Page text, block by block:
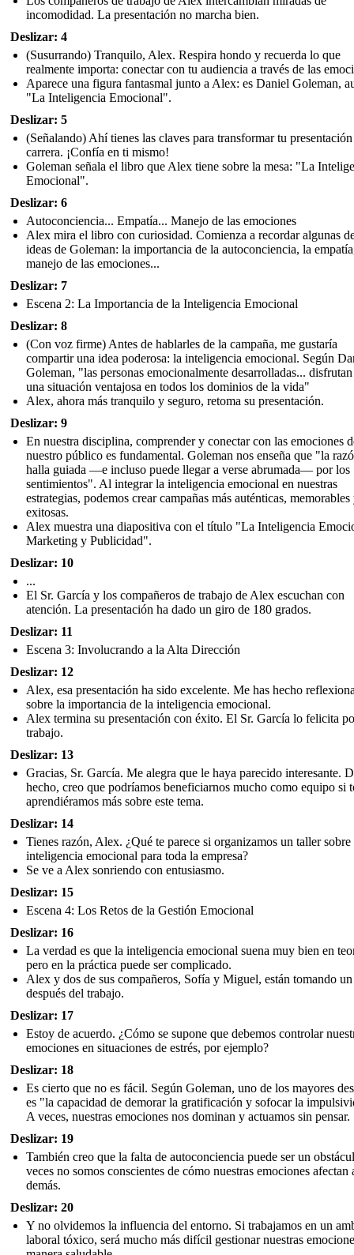
incomodidad. La presentación no marcha bien.
Deslizar: 4
(Susurrando) Tranquilo, Alex. Respira hondo y recuerda lo que
realmente importa: conectar con tu audiencia a través de las
Aparece una figura fantasmal junto a Alex: es Daniel Goleman,
"La Inteligencia Emocional".
Deslizar: 5
(Señalando) Ahí tienes las claves para transformar tu
carrera. ¡Confía en ti mismo!
Goleman señala el libro que Alex tiene sobre la mesa: "La
Emocional".
Deslizar: 6
Autoconciencia... Empatía... Manejo de las emociones
Alex mira el libro con curiosidad. Comienza a recordar algunas
ideas de Goleman: la importancia de la autoconciencia, la
manejo de las emociones...
Deslizar: 7
Escena 2: La Importancia de la Inteligencia Emocional
Deslizar: 8
(Con voz firme) Antes de hablarles de la campaña, me gustaría
compartir una idea poderosa: la inteligencia emocional. Según
Goleman, "las personas emocionalmente desarrolladas...
una situación ventajosa en todos los dominios de la vida"
Alex, ahora más tranquilo y seguro, retoma su presentación.
Deslizar: 9
En nuestra disciplina, comprender y conectar con las emociones
nuestro público es fundamental. Goleman nos enseña que "la
halla guiada —e incluso puede llegar a verse abrumada— por los
sentimientos". Al integrar la inteligencia emocional en nuestras
estrategias, podemos crear campañas más auténticas, memorables
exitosas.
Alex muestra una diapositiva con el título "La Inteligencia
Marketing y Publicidad".
Deslizar: 10
...
El Sr. García y los compañeros de trabajo de Alex escuchan con
atención. La presentación ha dado un giro de 180 grados.
Deslizar: 11
Escena 3: Involucrando a la Alta Dirección
Deslizar: 12
Alex, esa presentación ha sido excelente. Me has hecho
sobre la importancia de la inteligencia emocional.
Alex termina su presentación con éxito. El Sr. García lo felicita
trabajo.
Deslizar: 13
Gracias, Sr. García. Me alegra que le haya parecido interesante.
hecho, creo que podríamos beneficiarnos mucho como equipo si
aprendiéramos más sobre este tema.
Deslizar: 14
Tienes razón, Alex. ¿Qué te parece si organizamos un taller sobre
inteligencia emocional para toda la empresa?
Se ve a Alex sonriendo con entusiasmo.
Deslizar: 15
Escena 4: Los Retos de la Gestión Emocional
Deslizar: 16
La verdad es que la inteligencia emocional suena muy bien en
pero en la práctica puede ser complicado.
Alex y dos de sus compañeros, Sofía y Miguel, están tomando
después del trabajo.
Deslizar: 17
Estoy de acuerdo. ¿Cómo se supone que debemos controlar
emociones en situaciones de estrés, por ejemplo?
Deslizar: 18
Es cierto que no es fácil. Según Goleman, uno de los mayores
es "la capacidad de demorar la gratificación y sofocar la
A veces, nuestras emociones nos dominan y actuamos sin pensar.
Deslizar: 19
También creo que la falta de autoconciencia puede ser un
veces no somos conscientes de cómo nuestras emociones afectan
demás.
Deslizar: 20
Y no olvidemos la influencia del entorno. Si trabajamos en un
laboral tóxico, será mucho más difícil gestionar nuestras